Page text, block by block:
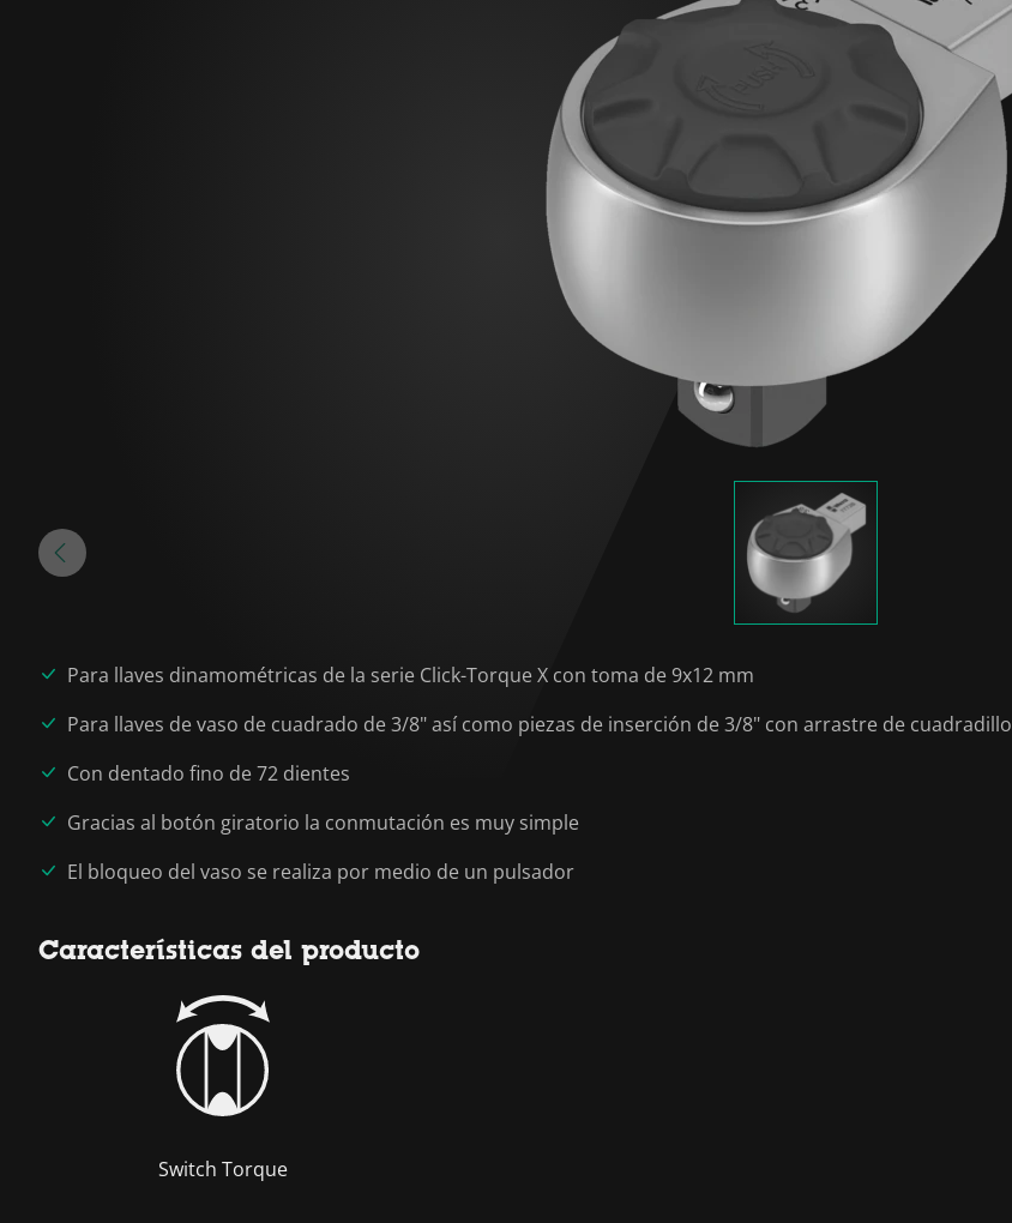
Para llaves dinamométricas de la serie Click-Torque X con toma de 9x12 mm
Para llaves de vaso de cuadrado de 3/8" así como piezas de inserción de 3/8" con arrastre de cuadradillo
Con dentado fino de 72 dientes
Gracias al botón giratorio la conmutación es muy simple
El bloqueo del vaso se realiza por medio de un pulsador
Características del producto
Switch Torque